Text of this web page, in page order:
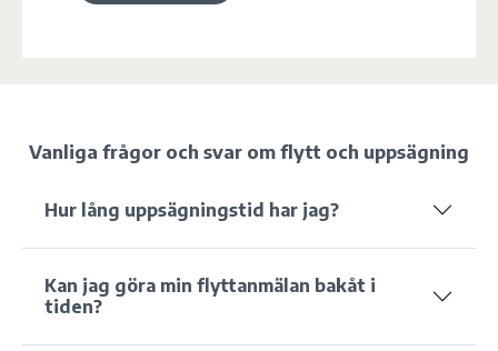
Vanliga frågor och svar om flytt och uppsägning
Hur lång uppsägningstid har jag?
Kan jag göra min flyttanmälan bakåt i
tiden?